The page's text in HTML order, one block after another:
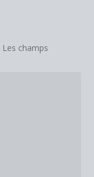
Les champs